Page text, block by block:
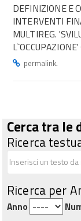
DEFINIZIONE E
INTERVENTI
MULTIREG.
L`OCCUPAZIONE'
permalink.
Cerca tra le
Ricerca
Ricerca per
Anno